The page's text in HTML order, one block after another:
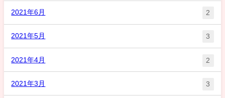
2021年6月 2
2021年5月 3
2021年4月 2
2021年3月 3